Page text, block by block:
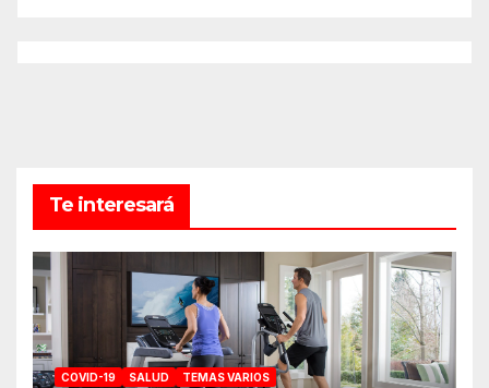
Te interesará
COVID-19 SALUD TEMAS VARIOS